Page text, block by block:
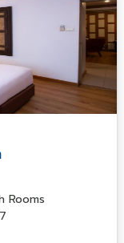
Rooms